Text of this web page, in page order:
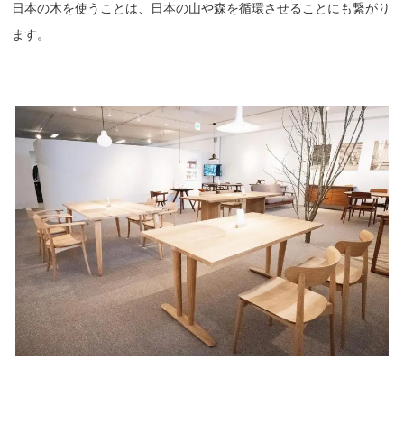
日本の木を使うことは、日本の山や森を循環させることにも繋がり
ます。